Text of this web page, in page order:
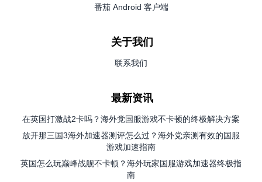
番茄 Android 客户端
关于我们
联系我们
最新资讯
在英国打激战2卡吗？海外党国服游戏不卡顿的终极解决方案
放开那三国3海外加速器测评怎么过？海外党亲测有效的国服
游戏加速指南
英国怎么玩巅峰战舰不卡顿？海外玩家国服游戏加速器终极指
南